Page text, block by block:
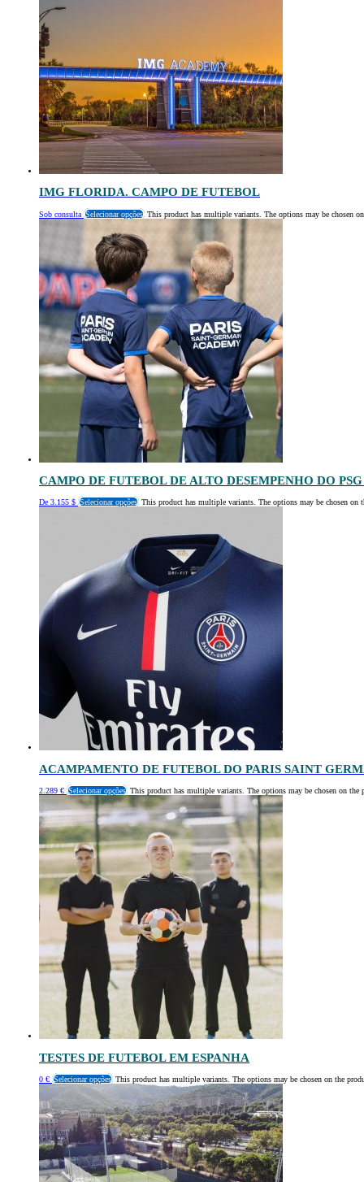
IMG FLORIDA. CAMPO DE FUTEBOL
Sob consulta Selecionar opções This product has multiple variants. The options may be chosen
CAMPO DE FUTEBOL DE ALTO DESEMPENHO DO
De 3.155 $ Selecionar opções This product has multiple variants. The options may be chosen on
ACAMPAMENTO DE FUTEBOL DO PARIS SAINT
2.289 € Selecionar opções This product has multiple variants. The options may be chosen on the
TESTES DE FUTEBOL EM ESPANHA
0 € Selecionar opções This product has multiple variants. The options may be chosen on the